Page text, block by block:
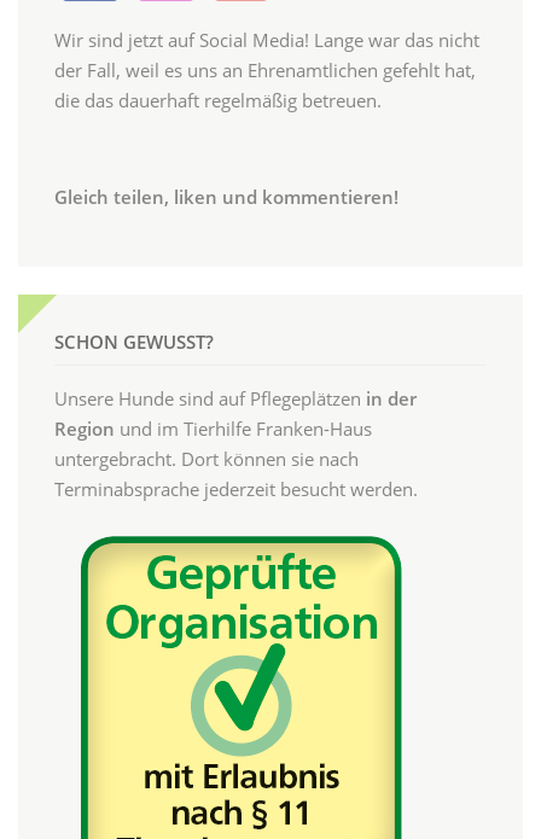
Wir sind jetzt auf Social Media! Lange war das nicht
der Fall, weil es uns an Ehrenamtlichen gefehlt hat,
die das dauerhaft regelmäßig betreuen.
Gleich teilen, liken und kommentieren!
SCHON GEWUSST?
Unsere Hunde sind auf Pflegeplätzen in der
Region und im Tierhilfe Franken-Haus
untergebracht. Dort können sie nach
Terminabsprache jederzeit besucht werden.